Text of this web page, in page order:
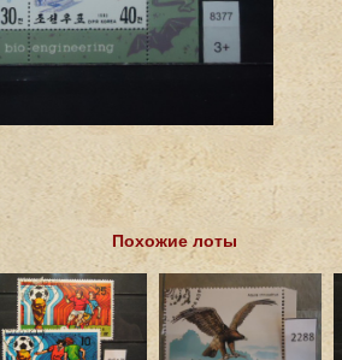
Похожие лоты